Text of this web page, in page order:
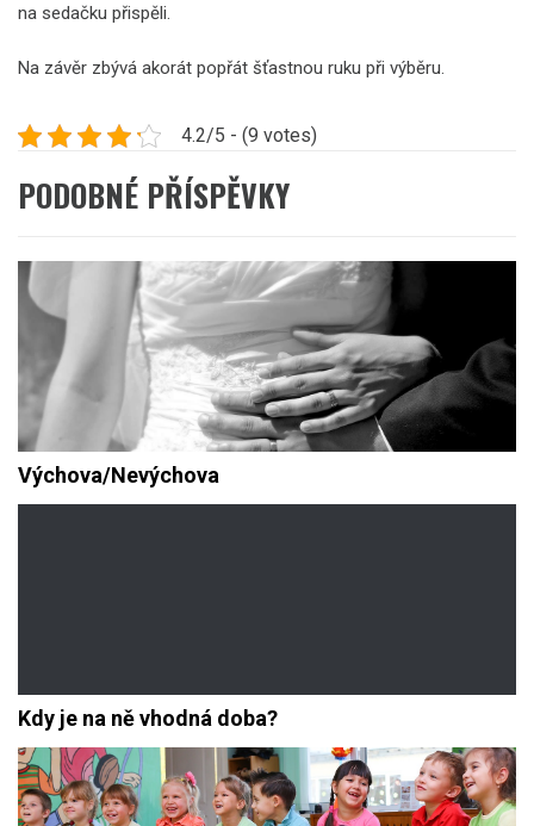
na sedačku přispěli.
Na závěr zbývá akorát popřát šťastnou ruku při výběru.
4.2/5 - (9 votes)
PODOBNÉ PŘÍSPĚVKY
Výchova/Nevýchova
Kdy je na ně vhodná doba?